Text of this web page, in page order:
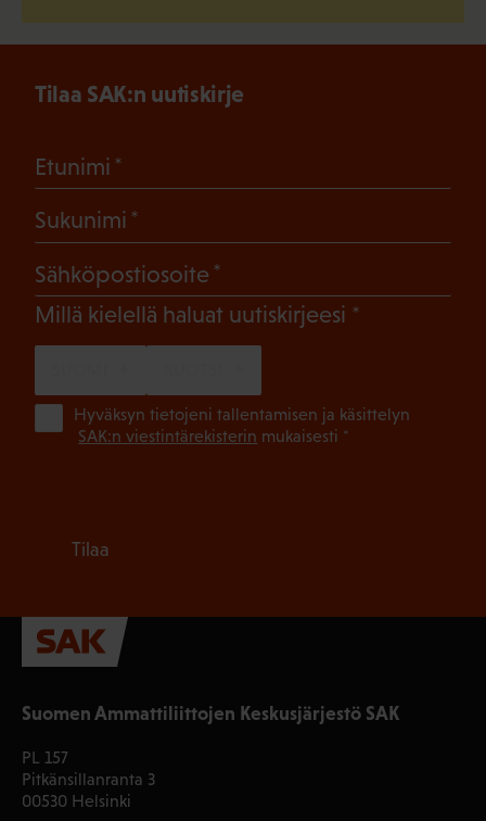
Suomen Ammattiliittojen Keskusjärjestö SAK
PL 157
Pitkänsillanranta 3
00530 Helsinki
Tilaa SAK:n uutiskirje
Etunimi
Sukunimi
Sähköpostiosoite
Millä kielellä haluat uutiskirjeesi (Pakollinen)
Hyväksyn tietojeni tallentamisen ja käsittelyn
SAK:n viestintärekisterin mukaisesti *
Tilaa